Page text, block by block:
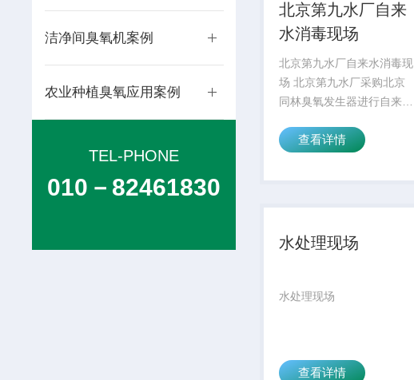
洁净间臭氧机案例
农业种植臭氧应用案例
TEL-PHONE
010－82461830
北京第九水厂自来
水消毒现场
北京第九水厂自来水消毒现
场 北京第九水厂采购北京
同林臭氧发生器进行自来水
验收标准。北京同林 臭氧
臭氧发生器技术，特点是
查看详情
水处理现场
水处理现场
查看详情